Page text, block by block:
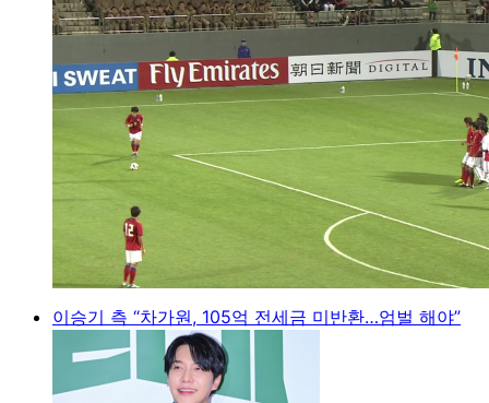
이승기 측 “차가원, 105억 전세금 미반환…엄벌 해야”